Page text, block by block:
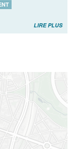
LIRE PLUS